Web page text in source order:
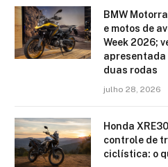
BMW
e motos de
Week 2026;
apresentada
duas rodas
julho 28, 2026
Honda
controle de
ciclística: o